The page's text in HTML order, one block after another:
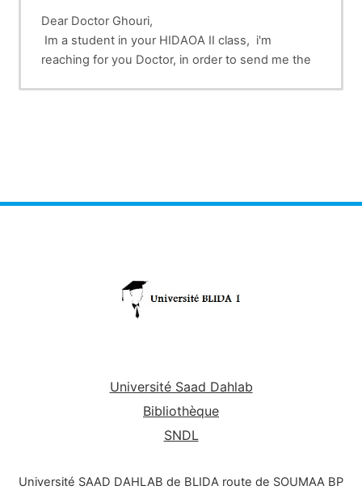
Dear Doctor Ghouri,
Im a student in your HIDAOA II class, i'm
reaching for you Doctor, in order to send me the
Université Saad Dahlab
Bibliothèque
SNDL
Université SAAD DAHLAB de BLIDA route de SOUMAA BP